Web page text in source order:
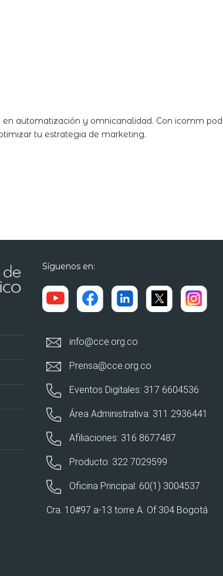
en automatización y omnicanalidad. Con icomm
tu estrategia de marketing.
Síguenos en:
info@cce.org.co
Prensa@cce.org.co
Eventos Digitales: 317 6604536
Área Administrativa: 311 2936441
Afiliaciones: 316 8677487
Producto: 322 7029599
Oficina Principal: 60(1) 3004537
Cra. 10#97 a-13 torre A. Of 304 Bogotá